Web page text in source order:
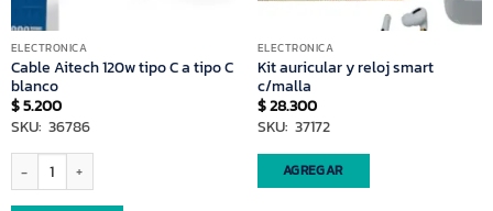
ELECTRONICA
Cable Aitech 120w tipo C a tipo C
blanco
$5.200
SKU: 36786
Cable Aitech 120w tipo C a tipo C blanco cantidad
ELECTRONICA
Kit auricular y reloj smart
c/malla
$28.300
SKU: 37172
AGREGAR